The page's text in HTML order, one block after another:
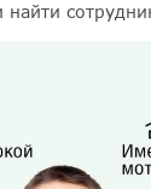
найти